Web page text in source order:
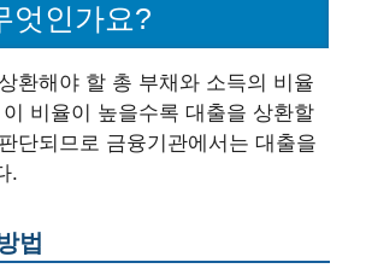
엇인가요?
환해야 할 총 부채와 소득의 비율
비율이 높을수록 대출을 상환할
단되므로 금융기관에서는 대출을
.
법